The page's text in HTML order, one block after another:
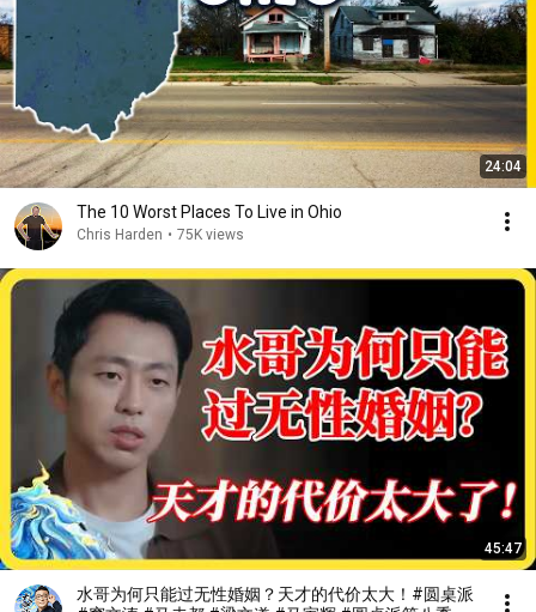
24:04
The 10 Worst Places To Live in Ohio
Chris Harden • 75K views
45:47
水哥为何只能过无性婚姻？天才的代价太大！#圆桌派